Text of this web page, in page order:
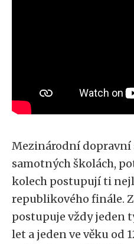
Mezinárodní dopravní
samotných školách,
kolech postupují ti
republikového finále.
postupuje vždy jeden
let a jeden ve věku od